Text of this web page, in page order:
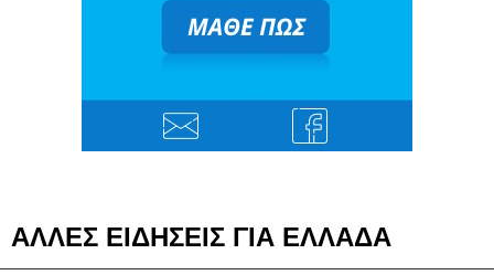
ΑΛΛΕΣ ΕΙΔΗΣΕΙΣ ΓΙΑ ΕΛΛΑΔΑ